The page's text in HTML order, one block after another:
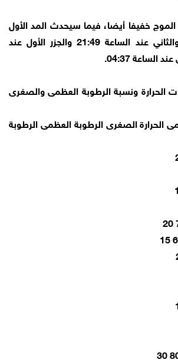
خفيفا أيضا، فيما سيحدث المد الأول
عند الساعة 11:01 والثاني عند الساعة 21:49 والجزر الأول عند
الحرارة ونسبة الرطوبة العظمى والصغرى
الحرارة الصغرى الرطوبة العظمى الرطوبة